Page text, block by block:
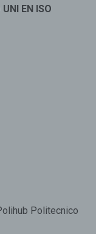
EN ISO
Politecnico